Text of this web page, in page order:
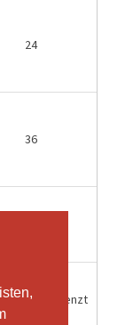
24
36
Unbegrenzt